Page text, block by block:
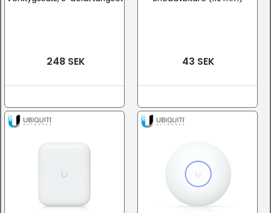
248 SEK 43 SEK